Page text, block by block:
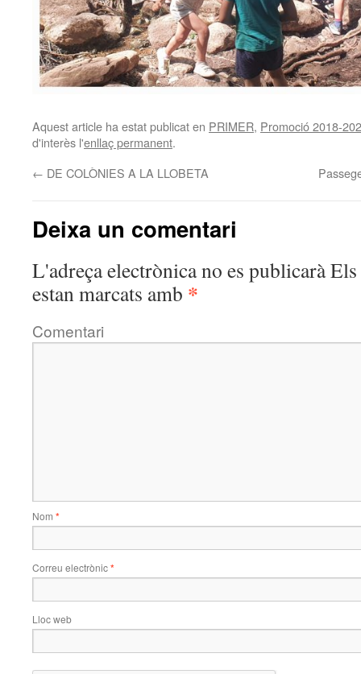
Aquest article ha estat publicat en PRIMER, Promoció 2018-
d'interès l'enllaç permanent.
← DE COLÒNIES A LA LLOBETA
Deixa un comentari
L'adreça electrònica no es publicaràEls
estan marcats amb *
Comentari
Nom *
Correu electrònic*
Lloc web